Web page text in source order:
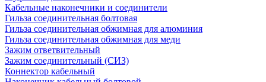
Кабельные наконечники и соединители
Гильза соединительная болтовая
Гильза соединительная обжимная для алюминия
Гильза соединительная обжимная для меди
Зажим ответвительный
Зажим соединительный (СИЗ)
Коннектор кабельный